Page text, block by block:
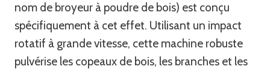
nom de broyeur à poudre de bois) est conçu
spécifiquement à cet effet. Utilisant un impact
rotatif à grande vitesse, cette machine robuste
pulvérise les copeaux de bois, les branches et les